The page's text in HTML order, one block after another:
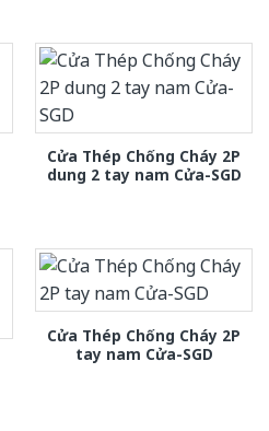
Cửa Thép Chống Cháy 2P
dung 2 tay nam Cửa-SGD
Cửa Thép Chống Cháy 2P
tay nam Cửa-SGD